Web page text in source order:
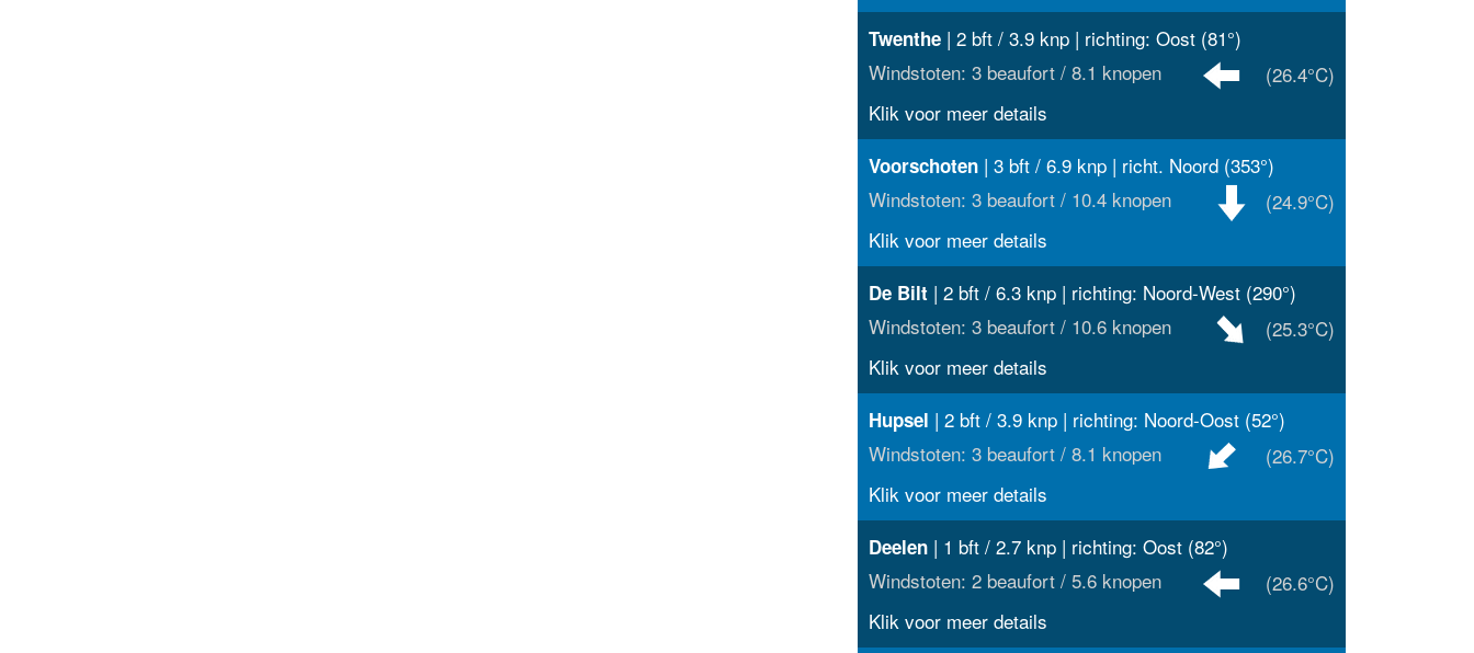
Twenthe| 2 bft / 3.9 knp | richting: Oost (81°)
Windstoten: 3 beaufort / 8.1 knopen
(26.4°C)
Klik voor meer details
Voorschoten| 3 bft / 6.9 knp | richt. Noord (353°)
Windstoten: 3 beaufort / 10.4 knopen
(24.9°C)
Klik voor meer details
De Bilt| 2 bft / 6.3 knp | richting: Noord-West (290°)
Windstoten: 3 beaufort / 10.6 knopen
(25.3°C)
Klik voor meer details
Hupsel | 2 bft / 3.9 knp | richting: Noord-Oost (52°)
Windstoten: 3 beaufort / 8.1 knopen
(26.7°C)
Klik voor meer details
Deelen| 1 bft / 2.7 knp | richting: Oost (82°)
Windstoten: 2 beaufort / 5.6 knopen
(26.6°C)
Klik voor meer details